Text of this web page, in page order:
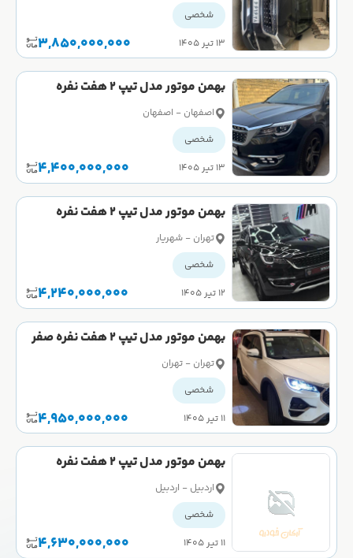
شخصی
۱۳ تیر ۱۴۰۵
3,850,000,000
بهمن موتور مدل تیپ 2 هفت نفره
کارکرده
اصفهان - اصفهان
شخصی
۱۳ تیر ۱۴۰۵
4,400,000,000
بهمن موتور مدل تیپ 2 هفت نفره
کارکرده
تهران - شهریار
شخصی
۱۲ تیر ۱۴۰۵
4,240,000,000
بهمن موتور مدل تیپ 2 هفت نفره صفر
تهران - تهران
شخصی
۱۱ تیر ۱۴۰۵
4,950,000,000
بهمن موتور مدل تیپ 2 هفت نفره
کارکرده
اردبیل - اردبیل
شخصی
۱۱ تیر ۱۴۰۵
4,630,000,000